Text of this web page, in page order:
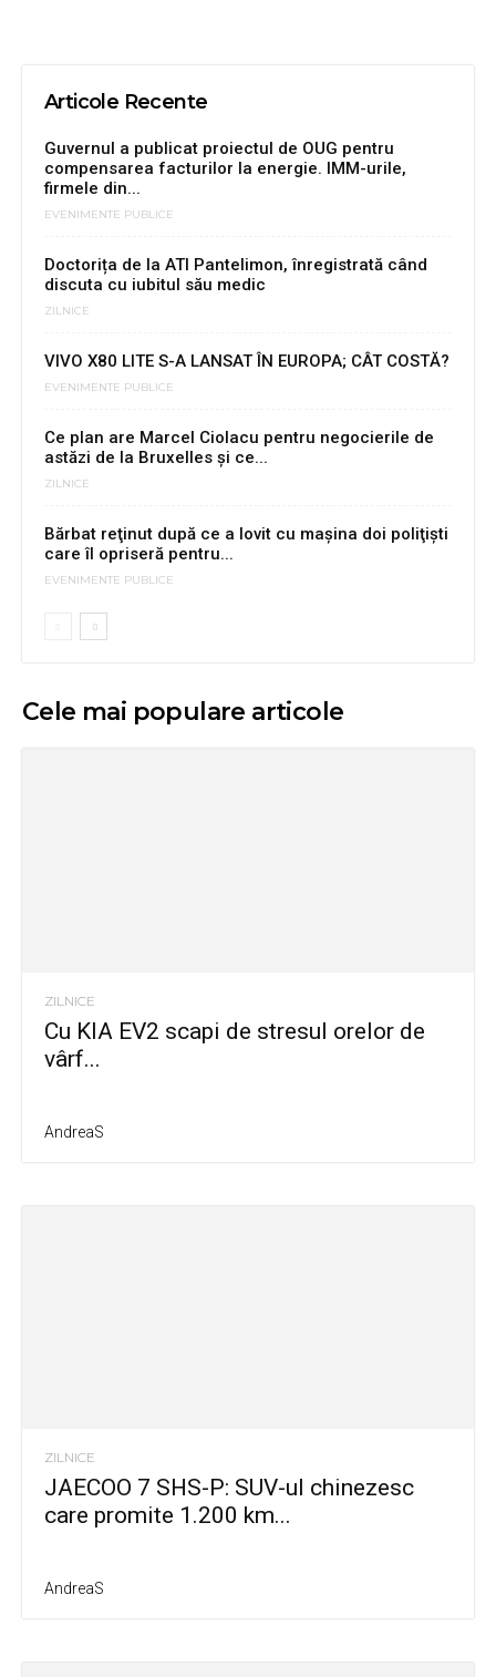
Articole Recente
Guvernul a publicat proiectul de OUG pentru
compensarea facturilor la energie. IMM-urile,
firmele din...
EVENIMENTE PUBLICE
Doctorița de la ATI Pantelimon, înregistrată când
discuta cu iubitul său medic
ZILNICE
VIVO X80 LITE S-A LANSAT ÎN EUROPA; CÂT COSTĂ?
EVENIMENTE PUBLICE
Ce plan are Marcel Ciolacu pentru negocierile de
astăzi de la Bruxelles și ce...
ZILNICE
Bărbat reţinut după ce a lovit cu mașina doi poliţişti
care îl opriseră pentru...
EVENIMENTE PUBLICE
Cele mai populare articole
ZILNICE
Cu KIA EV2 scapi de stresul orelor de
vârf...
AndreaS
ZILNICE
JAECOO 7 SHS-P: SUV-ul chinezesc
care promite 1.200 km...
AndreaS